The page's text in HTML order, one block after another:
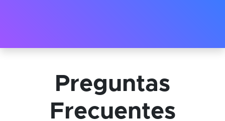
Preguntas
Frecuentes